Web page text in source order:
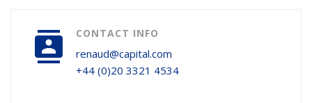
CONTACT INFO
renaud@capital.com
+44 (0)20 3321 4534